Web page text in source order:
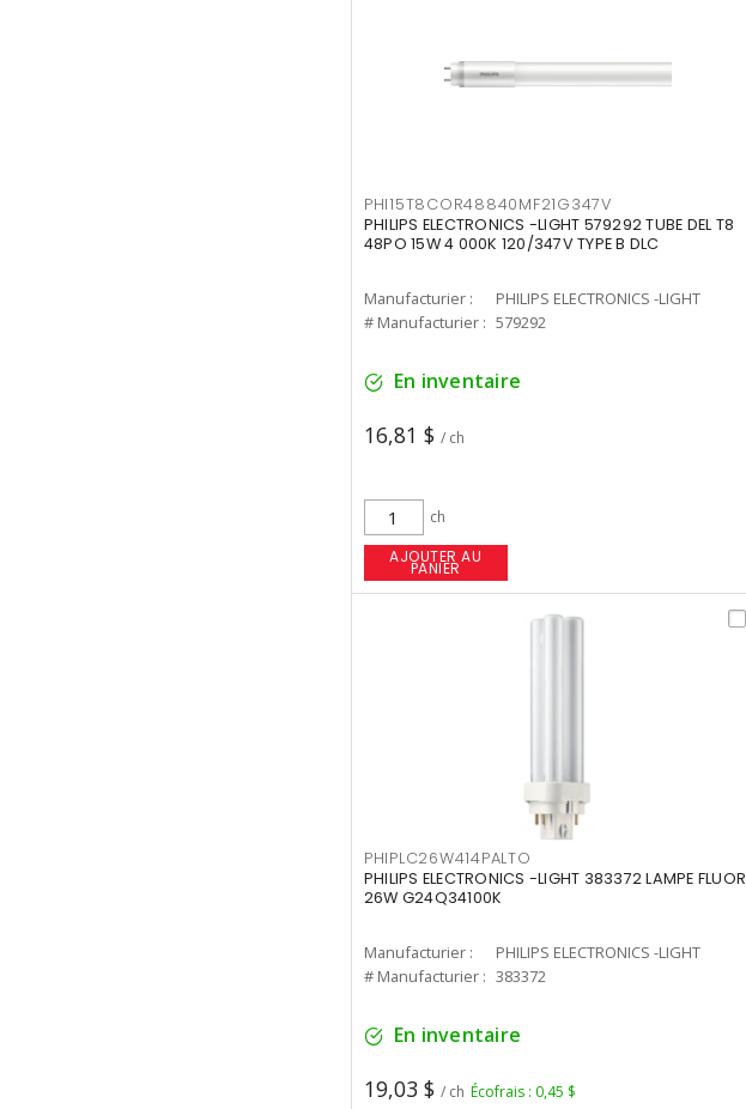
PHI15T8COR48840MF21G347V
PHILIPS ELECTRONICS -LIGHT 579292 TUBE DEL T8
48PO 15W 4 000K 120/347V TYPE B DLC
Manufacturier :
PHILIPS ELECTRONICS -LIGHT
# Manufacturier : 579292
En inventaire
16,81 $ / ch
ch
AJOUTER AU
PANIER
PHIPLC26W414PALTO
PHILIPS ELECTRONICS -LIGHT 383372 LAMPE FLUOR
26W G24Q34100K
Manufacturier :
PHILIPS ELECTRONICS -LIGHT
# Manufacturier : 383372
En inventaire
19,03 $ / ch Écofrais : 0,45 $